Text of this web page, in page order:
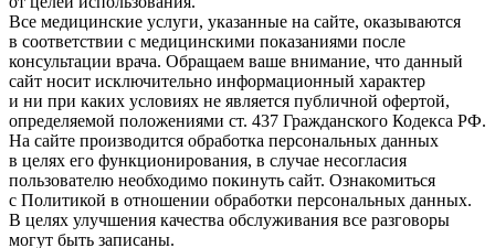
Все медицинские услуги, указанные на сайте, оказываются
в соответствии с медицинскими показаниями после
консультации врача. Обращаем ваше внимание, что данный
сайт носит исключительно информационный характер
и ни при каких условиях не является публичной офертой,
определяемой положениями ст. 437 Гражданского Кодекса РФ.
На сайте производится обработка персональных данных
в целях его функционирования, в случае несогласия
пользователю необходимо покинуть сайт. Ознакомиться
с Политикой в отношении обработки персональных данных.
В целях улучшения качества обслуживания все разговоры
могут быть записаны.